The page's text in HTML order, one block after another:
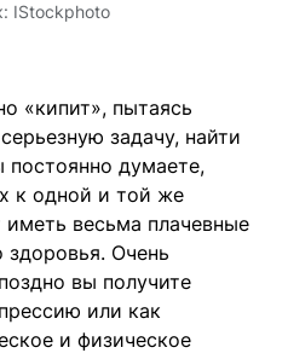
IStockphoto
«кипит», пытаясь
задачу, найти
постоянно думаете,
к одной и той же
весьма плачевные
здоровья. Очень
вы получите
или как
и физическое